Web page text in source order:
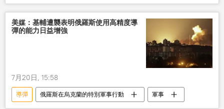
美媒：基輔遭襲表明俄羅斯使用高精度導
彈的能力日益增強
7月20日, 15:58
導彈 俄羅斯在烏克蘭的特別軍事行動 軍事